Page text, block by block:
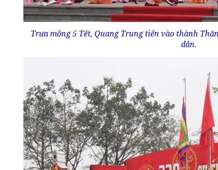
Trưa mồng 5 Tết, Quang Trung tiến vào thành
dân.